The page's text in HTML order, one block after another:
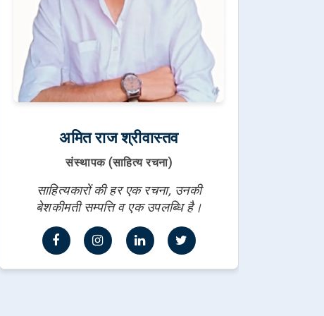
अमित राज श्रीवास्तव
संस्थापक (साहित्य रचना)
साहित्यकारों की हर एक रचना, उनकी
बेशकीमती सम्पत्ति व एक उपलब्धि है।